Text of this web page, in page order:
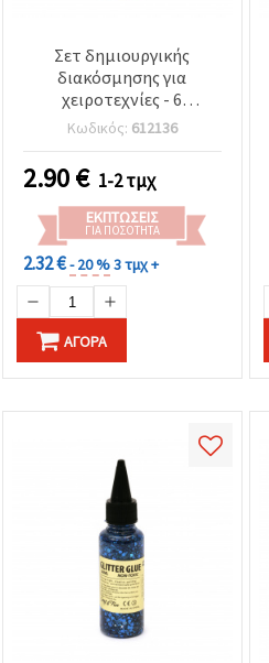
Σετ δημιουργικής
διακόσμησης για
χειροτεχνίες - 6
χρώματα, αστερόμορφα
διακοσμητικά, κόλλα και
2 πινέλα
Κωδικός: 612136
2.90€ 1-2 τμχ
ΕΚΠΤΏΣΕΙΣ
ΓΙΑ ΠΟΣΌΤΗΤΑ
2.32 €- 20 %3 τμχ +
ΑΓΟΡΆ